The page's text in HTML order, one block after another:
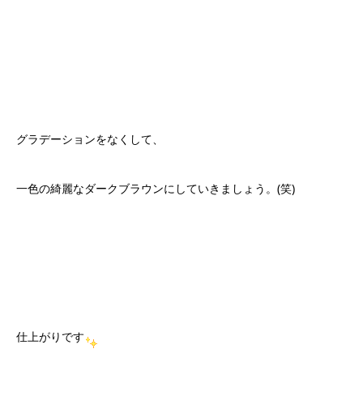
グラデーションをなくして、
一色の綺麗なダークブラウンにしていきましょう。(笑)
仕上がりです